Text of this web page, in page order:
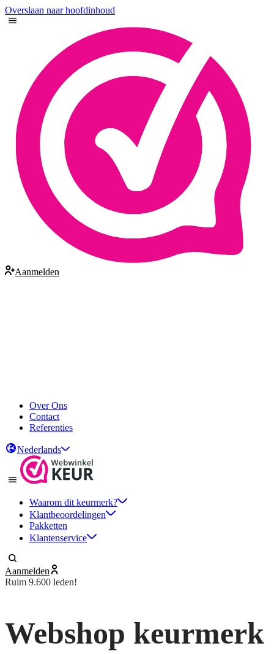
Overslaan naar hoofdinhoud
Aanmelden
Over Ons
Contact
Referenties
Nederlands
Waarom dit keurmerk?
Klantbeoordelingen
Pakketten
Klantenservice
Aanmelden
Ruim 9.600 leden!
Webshop keurmerk